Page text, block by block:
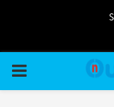
PRIMARY